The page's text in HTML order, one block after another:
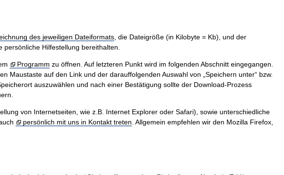
des jeweiligen Dateiformats , die Dateigröße (in Kilobyte = Kb), und der
Hilfestellung bereithalten.
Programm zu öffnen. Auf letzteren Punkt wird im folgenden Abschnitt eingegangen.
auf den Link und der darauffolgenden Auswahl von „Speichern unter“ bzw.
auszuwählen und nach einer Bestätigung sollte der Download-Prozess
von Internetseiten, wie z.B. Internet Explorer oder Safari), sowie unterschiedliche
persönlich mit uns in Kontakt treten . Allgemein empfehlen wir den Mozilla Firefox,